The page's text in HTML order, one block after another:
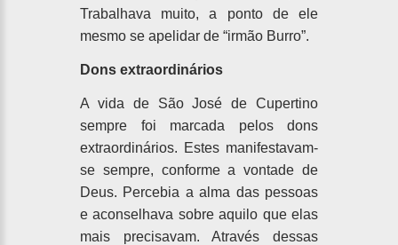
Trabalhava muito, a ponto de ele
mesmo se apelidar de “irmão Burro”.
Dons extraordinários
A vida de São José de Cupertino
sempre foi marcada pelos dons
extraordinários. Estes manifestavam-
se sempre, conforme a vontade de
Deus. Percebia a alma das pessoas
e aconselhava sobre aquilo que elas
mais precisavam. Através dessas